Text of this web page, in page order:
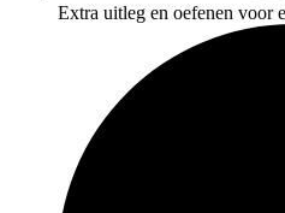
Extra uitleg en oefenen voor